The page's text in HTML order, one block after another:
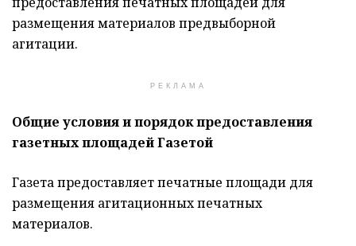
размещения материалов предвыборной
агитации.
РЕКЛАМА
Общие условия и порядок предоставления
газетных площадей Газетой
Газета предоставляет печатные площади для
размещения агитационных печатных
материалов.